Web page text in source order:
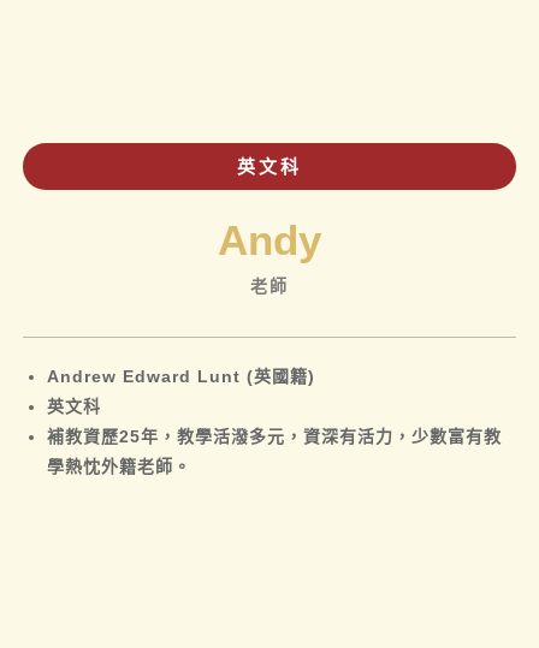
英文科
Andy
老師
Andrew Edward Lunt (英國籍)
英文科
補教資歷25年，教學活潑多元，資深有活力，少數富有教
學熱忱外籍老師。